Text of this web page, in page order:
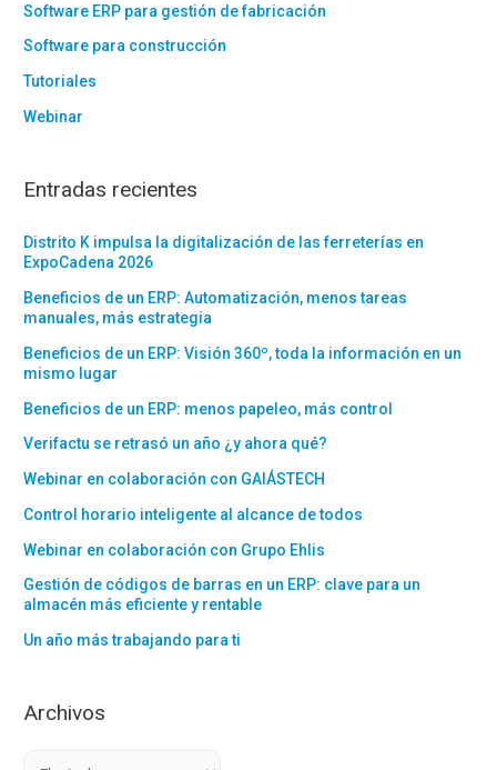
Software ERP para gestión de fabricación
Software para construcción
Tutoriales
Webinar
Entradas recientes
Distrito K impulsa la digitalización de las ferreterías en
ExpoCadena 2026
Beneficios de un ERP: Automatización, menos tareas
manuales, más estrategia
Beneficios de un ERP: Visión 360º, toda la información en un
mismo lugar
Beneficios de un ERP: menos papeleo, más control
Verifactu se retrasó un año ¿y ahora qué?
Webinar en colaboración con GAIÁSTECH
Control horario inteligente al alcance de todos
Webinar en colaboración con Grupo Ehlis
Gestión de códigos de barras en un ERP: clave para un
almacén más eficiente y rentable
Un año más trabajando para ti
Archivos